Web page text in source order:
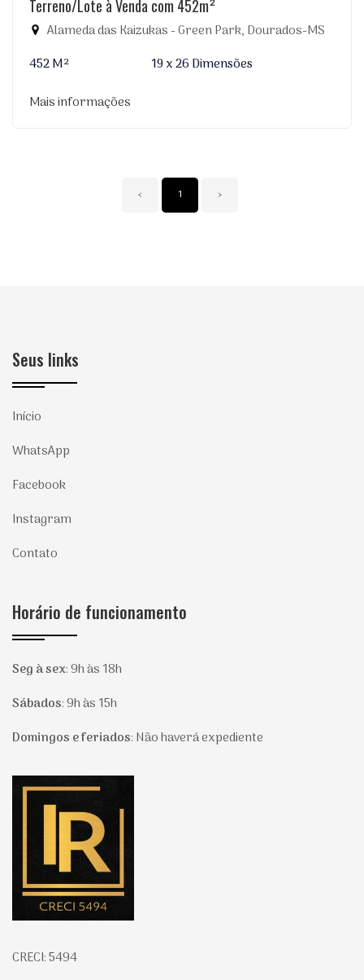
Terreno/Lote à Venda com 452m²
Alameda das Kaizukas - Green Park, Dourados-MS
452 M²
19 x 26 Dimensões
Mais informações
‹ 1 ›
Seus links
Início
WhatsApp
Facebook
Instagram
Contato
Horário de funcionamento
Seg à sex:9h às 18h
Sábados:9h às 15h
Domingos e feriados: Não haverá expediente
Página inicial
CRECI: 5494